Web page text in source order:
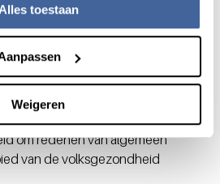
Alles toestaan
Weigeren
klacht of bijwerking registreren
af te handelen en moeten
melden bij de IGJ. Het
voor deze doeleinden
toestemming
om redenen van algemeen
van de volksgezondheid